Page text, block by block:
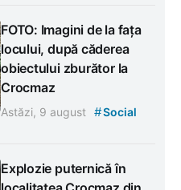
FOTO: Imagini de la fața
locului, după căderea
obiectului zburător la
Crocmaz
Astăzi, 9 august #Social
Explozie puternică în